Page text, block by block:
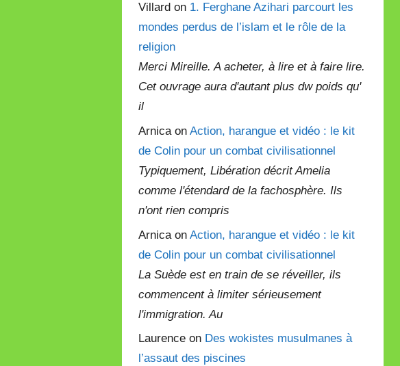
Villard on 1. Ferghane Azihari parcourt les
mondes perdus de l’islam et le rôle de la
religion
Merci Mireille. A acheter, à lire et à faire lire.
Cet ouvrage aura d'autant plus dw poids qu'
il
Arnica onAction, harangue et vidéo : le kit
de Colin pour un combat civilisationnel
Typiquement, Libération décrit Amelia
comme l'étendard de la fachosphère. Ils
n'ont rien compris
Arnica onAction, harangue et vidéo : le kit
de Colin pour un combat civilisationnel
La Suède est en train de se réveiller, ils
commencent à limiter sérieusement
l'immigration. Au
Laurence on Des wokistes musulmanes à
l’assaut des piscines